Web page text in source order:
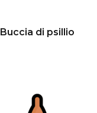
Buccia di psillio